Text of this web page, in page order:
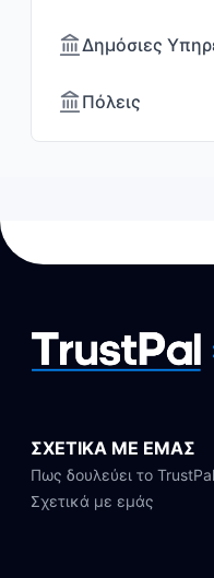
Δημόσιες
Πόλεις
ΣΧΕΤΙΚΑ ΜΕ ΕΜΑΣ
Πως δουλεύει το TrustPal
Σχετικά με εμάς